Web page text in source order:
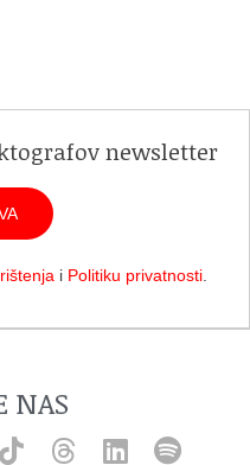
newsletter
i Politiku privatnosti.
NAS